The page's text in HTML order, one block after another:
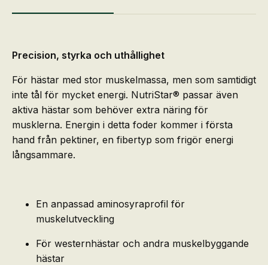
Precision, styrka och uthållighet
För hästar med stor muskelmassa, men som samtidigt
inte tål för mycket energi. NutriStar® passar även
aktiva hästar som behöver extra näring för
musklerna. Energin i detta foder kommer i första
hand från pektiner, en fibertyp som frigör energi
långsammare.
En anpassad aminosyraprofil för
muskelutveckling
För westernhästar och andra muskelbyggande
hästar